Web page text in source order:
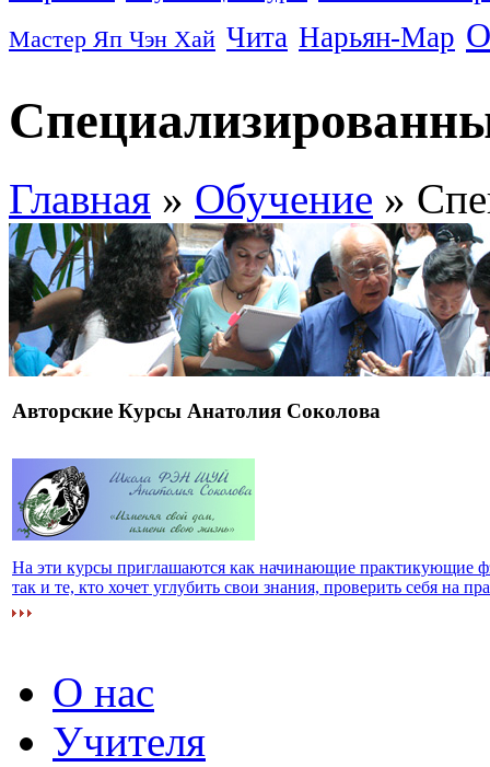
Мастер Яп Чэн Хай Чита Нарьян-Мар
Главная » Обучение »
Авторские Курсы Анатолия Соколова
На эти курсы приглашаются как начинающие практикующие
так и те, кто хочет углубить свои знания, проверить себя на
О нас
Учителя